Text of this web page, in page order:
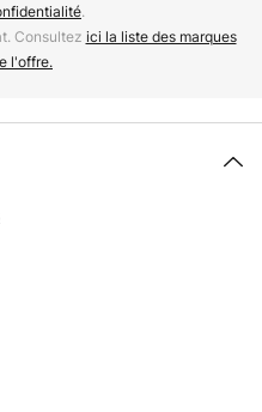
.
Consultez ici la liste des marques
l'offre.